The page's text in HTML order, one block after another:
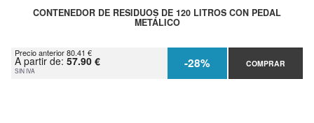
CONTENEDOR DE RESIDUOS DE 120 LITROS CON PEDAL
METÁLICO
Precio anterior 80.41 €
A partir de: 57.90 €
SIN IVA -28% COMPRAR